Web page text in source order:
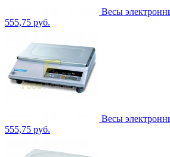
Весы
555,75 руб.
Весы
555,75 руб.